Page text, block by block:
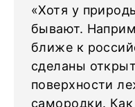
«Хотя у
бывают.
ближе к
сделаны
поверхности
самородки.